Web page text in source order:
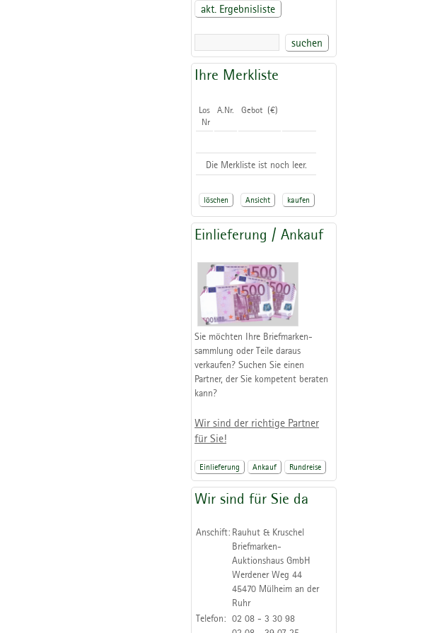
akt. Ergebnisliste
suchen
Ihre Merkliste
Los
Nr
A.Nr. Gebot (€)
Die Merkliste ist noch leer.
löschen Ansicht kaufen
Einlieferung / Ankauf
Sie möchten Ihre Briefmarken-
sammlung oder Teile daraus
verkaufen? Suchen Sie einen
Partner, der Sie kompetent beraten
kann?
Wir sind der richtige Partner
für Sie!
Einlieferung Ankauf Rundreise
Wir sind für Sie da
Anschift: Rauhut & Kruschel
Briefmarken-
Auktionshaus GmbH
Werdener Weg 44
45470 Mülheim an der
Ruhr
Telefon: 02 08 - 3 30 98